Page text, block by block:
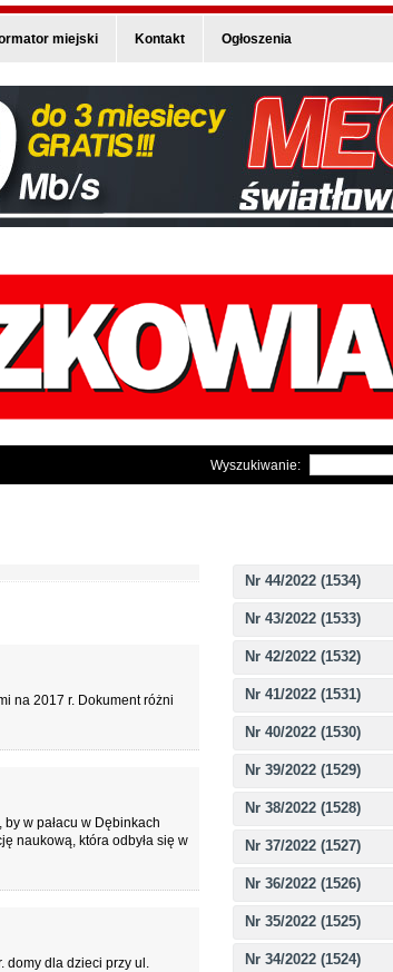
miejski Kontakt Ogłoszenia
Wyszukiwanie:
Nr 44/2022 (1534)
Nr 43/2022 (1533)
Nr 42/2022 (1532)
Nr 41/2022 (1531)
Nr 40/2022 (1530)
Nr 39/2022 (1529)
Nr 38/2022 (1528)
Nr 37/2022 (1527)
Nr 36/2022 (1526)
Nr 35/2022 (1525)
Nr 34/2022 (1524)
na 2017 r. Dokument różni
w pałacu w Dębinkach
naukową, która odbyła się w
domy dla dzieci przy ul.